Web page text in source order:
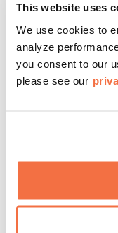
This website uses
We use cookies to
analyze
you consent to our
please see our
星期天 "活动，这是
和体验活动。
了解更多